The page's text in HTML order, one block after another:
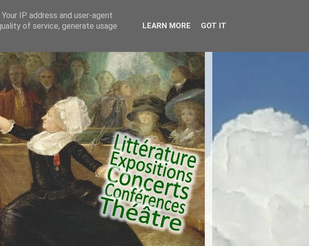
IP address and user-agent
of service, generate usage
LEARN MORE GOT IT